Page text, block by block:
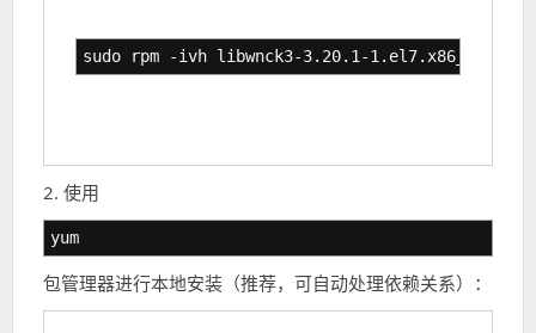
sudo rpm -ivh libwnck3-3.20.1-1.el7.x86_64.rpm
2. 使用
yum
包管理器进行本地安装（推荐，可自动处理依赖关系）：